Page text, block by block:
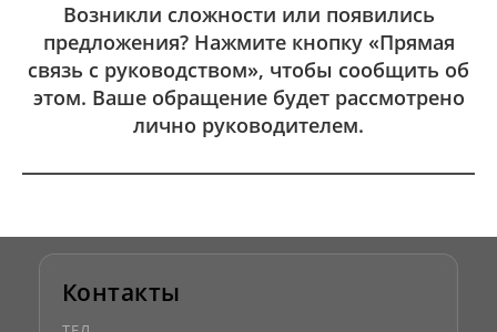
Возникли сложности или появились
предложения? Нажмите кнопку «Прямая
связь с руководством», чтобы сообщить об
этом. Ваше обращение будет рассмотрено
лично руководителем.
Контакты